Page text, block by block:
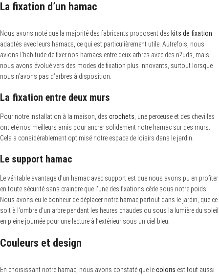
La fixation d’un hamac
Nous avons noté que la majorité des fabricants proposent des kits de fixation
adaptés avec leurs hamacs, ce qui est particulièrement utile. Autrefois, nous
avions l’habitude de fixer nos hamacs entre deux arbres avec des n?uds, mais
nous avons évolué vers des modes de fixation plus innovants, surtout lorsque
nous n’avons pas d’arbres à disposition.
La fixation entre deux murs
Pour notre installation à la maison, des crochets , une perceuse et des chevilles
ont été nos meilleurs amis pour ancrer solidement notre hamac sur des murs.
Cela a considérablement optimisé notre espace de loisirs dans le jardin.
Le support hamac
Le véritable avantage d’un hamac avec support est que nous avons pu en profiter
en toute sécurité sans craindre que l’une des fixations cède sous notre poids.
Nous avons eu le bonheur de déplacer notre hamac partout dans le jardin, que ce
soit à l’ombre d’un arbre pendant les heures chaudes ou sous la lumière du soleil
en pleine journée pour une lecture à l’extérieur sous un ciel bleu.
Couleurs et design
En choisissant notre hamac, nous avons constaté que lecoloris est tout aussi